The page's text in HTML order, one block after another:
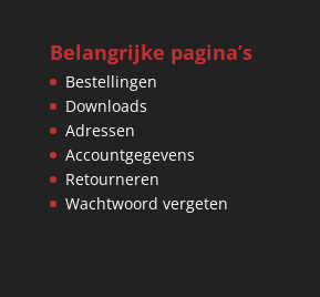
Belangrijke pagina’s
Bestellingen
Downloads
Adressen
Accountgegevens
Retourneren
Wachtwoord vergeten